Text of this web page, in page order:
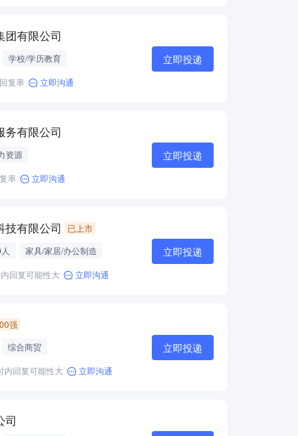
团有限公司
学校/学历教育
复率 立即沟通
立即投递
务有限公司
资源
率 立即沟通
立即投递
技有限公司
已上市
家具/家居/办公制造
回复可能性大 立即沟通
立即投递
强
综合商贸
内回复可能性大 立即沟通
立即投递
司